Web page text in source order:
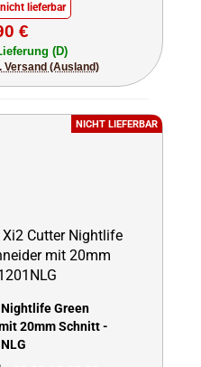
lieferbar
€
(D)
Versand (Ausland)
NICHT LIEFERBAR
Green
20mm Schnitt -